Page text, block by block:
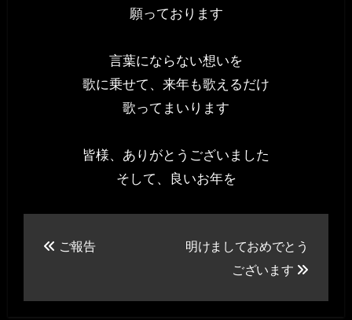
願っております
言葉にならない想いを
歌に乗せて、来年も歌えるだけ
歌ってまいります
皆様、ありがとうございました
そして、良いお年を
ご報告
明けましておめでとう
ございます